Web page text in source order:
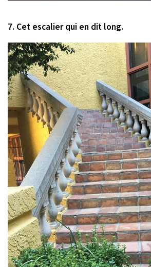
7. Cet escalier qui en dit long.